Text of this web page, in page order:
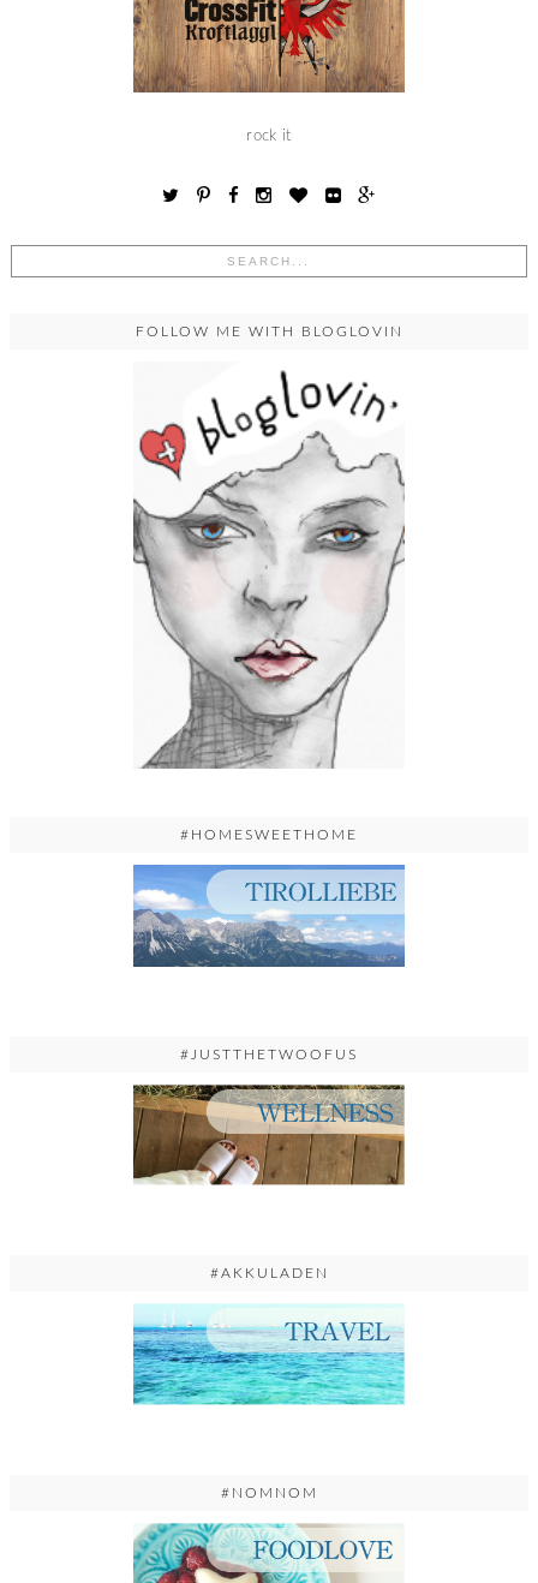
rock it
FOLLOW ME WITH BLOGLOVIN
#HOMESWEETHOME
#JUSTTHETWOOFUS
#AKKULADEN
#NOMNOM